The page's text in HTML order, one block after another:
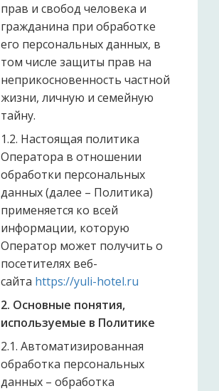
прав и свобод человека и
гражданина при обработке
его персональных данных, в
том числе защиты прав на
неприкосновенность частной
жизни, личную и семейную
тайну.
1.2. Настоящая политика
Оператора в отношении
обработки персональных
данных (далее – Политика)
применяется ко всей
информации, которую
Оператор может получить о
посетителях веб-
сайта https://yuli-hotel.ru
2. Основные понятия,
используемые в Политике
2.1. Автоматизированная
обработка персональных
данных – обработка